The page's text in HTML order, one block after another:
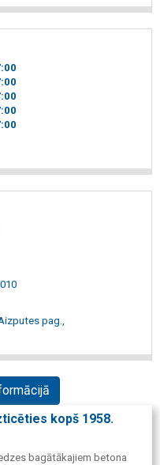
00
00
00
00
00
pag.,
kopš 1958.
bagātākajiem betona